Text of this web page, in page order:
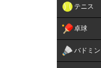
テニス
卓球
バドミ